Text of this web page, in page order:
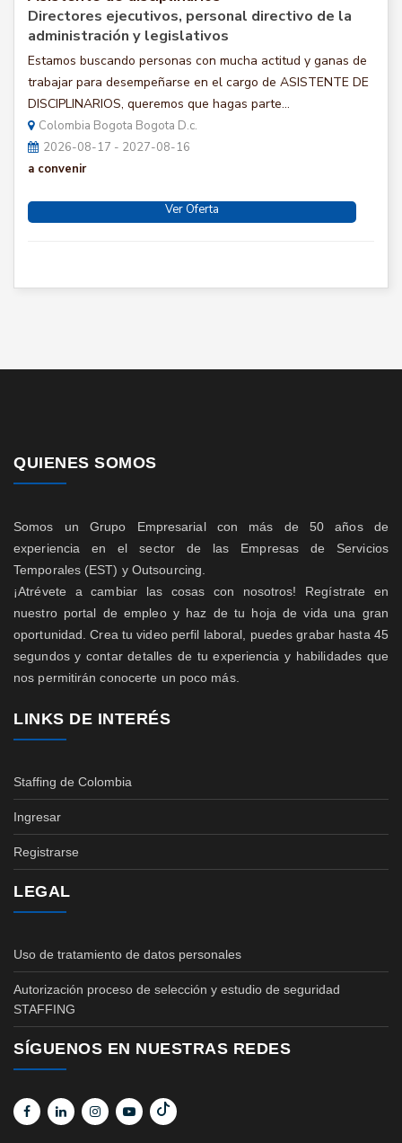
Directores ejecutivos, personal directivo de la
administración y legislativos
Estamos buscando personas con mucha actitud y ganas de
trabajar para desempeñarse en el cargo de ASISTENTE DE
DISCIPLINARIOS, queremos que hagas parte...
Colombia Bogota Bogota D.c.
2026-08-17 - 2027-08-16
a convenir
Ver Oferta
QUIENES SOMOS
Somos un Grupo Empresarial con más de 50 años de
experiencia en el sector de las Empresas de Servicios
Temporales (EST) y Outsourcing.
¡Atrévete a cambiar las cosas con nosotros! Regístrate en
nuestro portal de empleo y haz de tu hoja de vida una gran
oportunidad. Crea tu video perfil laboral, puedes grabar hasta 45
segundos y contar detalles de tu experiencia y habilidades que
nos permitirán conocerte un poco más.
LINKS DE INTERÉS
Staffing de Colombia
Ingresar
Registrarse
LEGAL
Uso de tratamiento de datos personales
Autorización proceso de selección y estudio de seguridad
STAFFING
SÍGUENOS EN NUESTRAS REDES